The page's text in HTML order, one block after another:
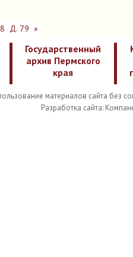
Д. 79 »
Государственный
архив Пермского
края
материалов сайта без
Разработка сайта: